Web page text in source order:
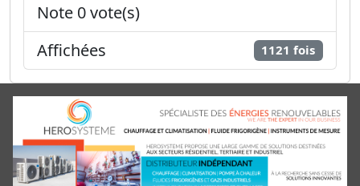
Note 0 vote(s)
Affichées
1121 fois